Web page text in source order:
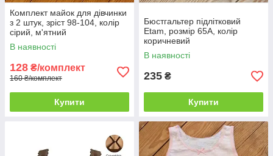
Комплект майок для дівчинки
з 2 штук, зріст 98-104, колір
сірий, м'ятний
В наявності
128 ₴/комплект
160 ₴/комплект
Купити
Бюстгальтер підлітковий
Etam, розмір 65A, колір
коричневий
В наявності
235 ₴
Купити